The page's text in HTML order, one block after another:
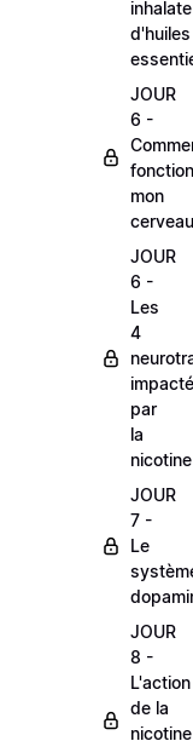
d'huiles
JOUR
6 -
mon
cerveau
JOUR
6 -
Les
4
par
la
nicotine
JOUR
7 -
Le
JOUR
8 -
L'action
de la
nicotine